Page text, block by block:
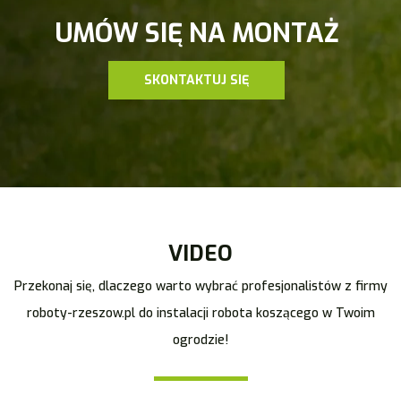
UMÓW SIĘ NA MONTAŻ
SKONTAKTUJ SIĘ
VIDEO
Przekonaj się, dlaczego warto wybrać profesjonalistów z firmy
roboty-rzeszow.pl do instalacji robota koszącego w Twoim
ogrodzie!